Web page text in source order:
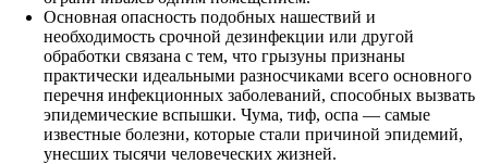
Основная опасность подобных нашествий и
необходимость срочной дезинфекции или другой
обработки связана с тем, что грызуны признаны
практически идеальными разносчиками всего основного
перечня инфекционных заболеваний, способных вызвать
эпидемические вспышки. Чума, тиф, оспа — самые
известные болезни, которые стали причиной эпидемий,
унесших тысячи человеческих жизней.